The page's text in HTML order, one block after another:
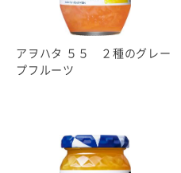
ム、スプレッドな
択解除
アヲハタ ５５ ２種のグレー
プフルーツ